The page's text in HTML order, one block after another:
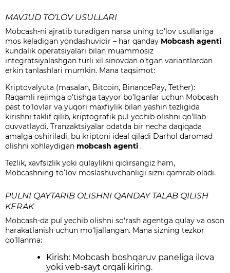
MAVJUD TO’LOV USULLARI
Mobcash-ni ajratib turadigan narsa uning to’lov usullariga
mos keladigan yondashuvidir – har qanday Mobcash agenti
kundalik operatsiyalari bilan muammosiz
integratsiyalashgan turli xil sinovdan o’tgan variantlardan
erkin tanlashlari mumkin. Mana taqsimot:
Kriptovalyuta (masalan, Bitcoin, BinancePay, Tether):
Raqamli rejimga o’tishga tayyor bo’lganlar uchun Mobcash
past to’lovlar va yuqori maxfiylik bilan yashin tezligida
kirishni taklif qilib, kriptografik pul yechib olishni qo’llab-
quvvatlaydi. Tranzaktsiyalar odatda bir necha daqiqada
amalga oshiriladi, bu kriptoni ideal qiladi Darhol daromad
olishni xohlaydigan mobcash agenti .
Tezlik, xavfsizlik yoki qulaylikni qidirsangiz ham,
Mobcashning toʻlov moslashuvchanligi sizni qamrab oladi.
PULNI QAYTARIB OLISHNI QANDAY TALAB QILISH
KERAK
Mobcash-da pul yechib olishni so‘rash agentga qulay va oson
harakatlanish uchun mo‘ljallangan. Mana sizning tezkor
qo’llanma:
Kirish: Mobcash boshqaruv paneliga ilova
yoki veb-sayt orqali kiring.